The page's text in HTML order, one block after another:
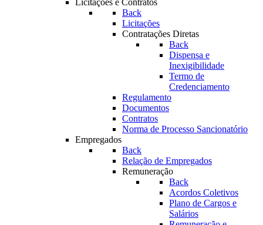
Licitações e Contratos
Back
Licitações
Contratações Diretas
Back
Dispensa e
Inexigibilidade
Termo de
Credenciamento
Regulamento
Documentos
Contratos
Norma de Processo Sancionatório
Empregados
Back
Relação de Empregados
Remuneração
Back
Acordos Coletivos
Plano de Cargos e
Salários